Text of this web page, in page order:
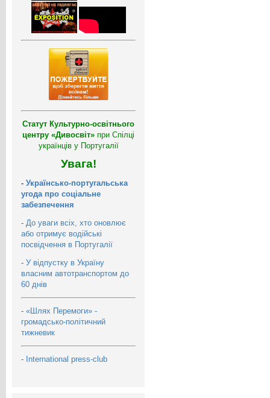
Статут Культурно-освітнього
центру «Дивосвіт» при Спілці
українців у Португалії
Увага!
- Українсько-португальська
угода про соціальне
забезпечення
- До уваги всіх, хто оновлює
або отримує водійські
посвідчення в Португалії
- У відпустку в Україну
власним автотранспортом до
60 днів
- «Шлях Перемоги» -
громадсько-політичний
тижневик
- International press-club